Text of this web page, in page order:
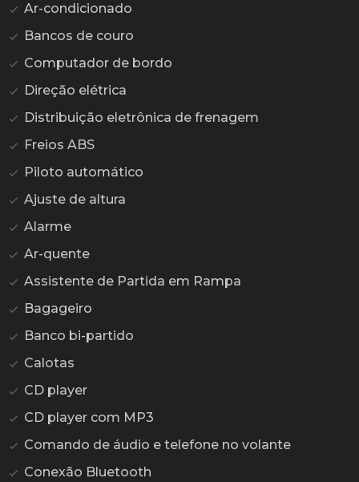
Ar-condicionado
Bancos de couro
Computador de bordo
Direção elétrica
Distribuição eletrônica de frenagem
Freios ABS
Piloto automático
Ajuste de altura
Alarme
Ar-quente
Assistente de Partida em Rampa
Bagageiro
Banco bi-partido
Calotas
CD player
CD player com MP3
Comando de áudio e telefone no volante
Conexão Bluetooth